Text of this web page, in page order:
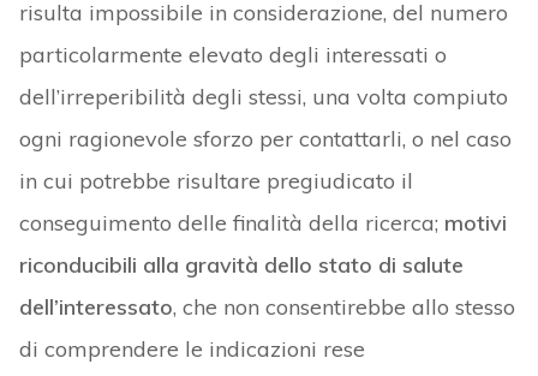
risulta impossibile in considerazione, del numero
particolarmente elevato degli interessati o
dell’irreperibilità degli stessi, una volta compiuto
ogni ragionevole sforzo per contattarli, o nel caso
in cui potrebbe risultare pregiudicato il
conseguimento delle finalità della ricerca; motivi
riconducibili alla gravità dello stato di salute
dell’interessato, che non consentirebbe allo stesso
di comprendere le indicazioni rese